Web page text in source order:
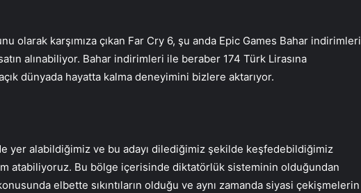
olarak karşımıza çıkan Far Cry 6, şu anda Epic Games Bahar indirimleri
alınabiliyor. Bahar indirimleri ile beraber 174 Türk Lirasına
dünyada hayatta kalma deneyimini bizlere aktarıyor.
yer alabildiğimiz ve bu adayı dilediğimiz şekilde keşfedebildiğimiz
atabiliyoruz. Bu bölge içerisinde diktatörlük sisteminin olduğundan
elbette sıkıntıların olduğu ve aynı zamanda siyasi çekişmelerin